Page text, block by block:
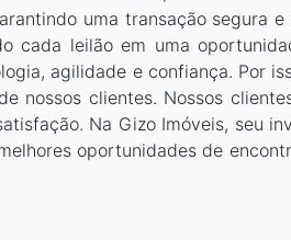
uma transação segura
cada leilão em uma
agilidade e confiança. Por
nossos clientes. Nossos
Na Gizo Imóveis, seu
oportunidades de